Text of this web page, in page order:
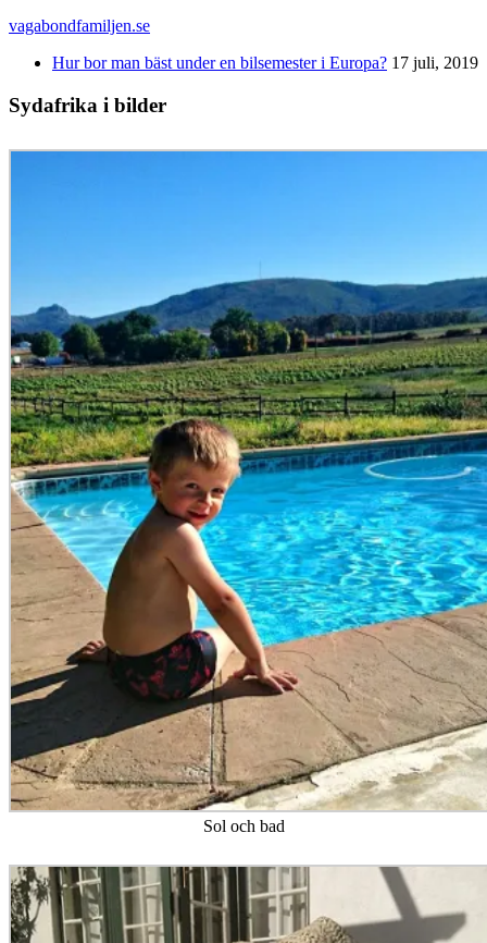
vagabondfamiljen.se
Hur bor man bäst under en bilsemester i Europa? 17 juli, 2019
Sydafrika i bilder
Sol och bad